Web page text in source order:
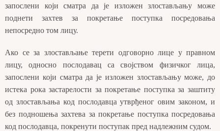
запослени који сматра да је изложен злостављању може
поднети захтев за покретање поступка посредовања
непосредно том лицу.
Ако се за злостављање терети одговорно лице у правном
лицу, односно послодавац са својством физичког лица,
запослени који сматра да је изложен злостављању може, до
истека рока застарелости за покретање поступка за заштиту
од злостављања код послодавца утврђеног овим законом, и
без подношења захтева за покретање поступка посредовања
код послодавца, покренути поступак пред надлежним судом.